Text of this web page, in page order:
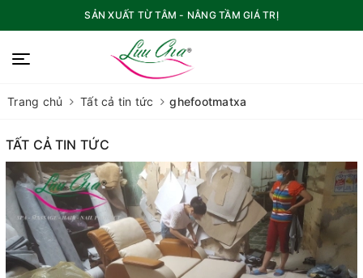
SẢN XUẤT TỪ TÂM - NÂNG TẦM GIÁ TRỊ
Trang chủ Tất cả tin tức ghefootmatxa
TẤT CẢ TIN TỨC